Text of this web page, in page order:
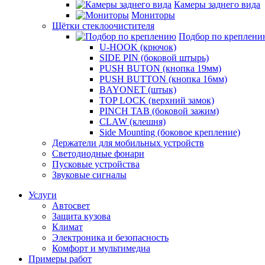
Камеры заднего вида
Мониторы
Щётки стеклоочистителя
Подбор по
U-HOOK (крючок)
SIDE PIN (боковой штырь)
PUSH BUTON (кнопка 19мм)
PUSH BUTTON (кнопка 16мм)
BAYONET (штык)
TOP LOCK (верхний замок)
PINCH TAB (боковой зажим)
CLAW (клешня)
Side Mounting (боковое крепление)
Держатели для мобильных устройств
Светодиодные фонари
Пусковые устройства
Звуковые сигналы
Услуги
Автосвет
Защита кузова
Климат
Электроника и безопасность
Комфорт и мультимедиа
Примеры работ